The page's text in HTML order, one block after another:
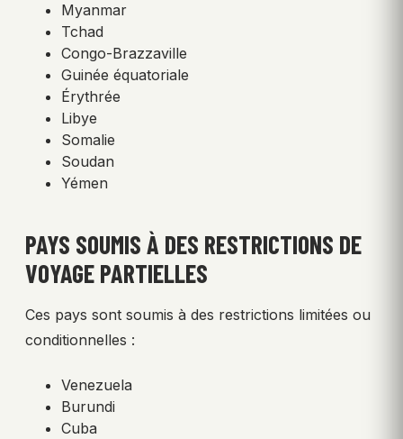
Myanmar
Tchad
Congo-Brazzaville
Guinée équatoriale
Érythrée
Libye
Somalie
Soudan
Yémen
PAYS SOUMIS À DES RESTRICTIONS DE
VOYAGE PARTIELLES
Ces pays sont soumis à des restrictions limitées ou
conditionnelles :
Venezuela
Burundi
Cuba